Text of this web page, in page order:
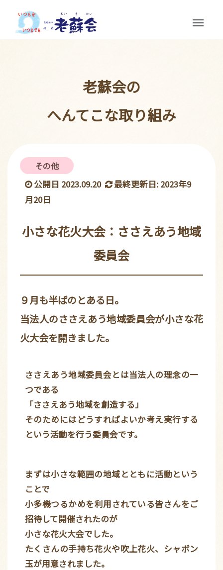
Toggle
navigation
老蘇会の
へんてこな取り組み
その他
公開日 2023.09.20
最終更新日: 2023年9
月20日
小さな花火大会：ささえあう地域
委員会
９月も半ばのとある日。
当法人のささえあう地域委員会が小さな花
火大会を開きました。
ささえあう地域委員会とは当法人の理念の一
つである
「ささえあう地域を創造する」
そのためにはどうすればよいか考え実行する
という活動を行う委員会です。
まずは小さな範囲の地域とともに活動という
ことで
小多機つるかめを利用されている皆さんをご
招待して開催されたのが
小さな花火大会でした。
たくさんの手持ち花火や吹上花火、シャボン
玉が用意されました。